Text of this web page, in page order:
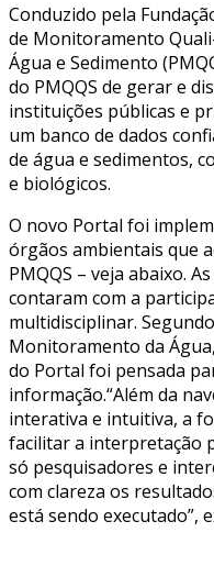
Conduzido pela
de Monitoramento
Água e Sedimento
do PMQQS de gerar e
instituições públicas e
um banco de dados
de água e sedimentos,
e biológicos.
O novo Portal foi
órgãos ambientais que
PMQQS – veja abaixo.
contaram com a
multidisciplinar.
Monitoramento da
do Portal foi pensada
informação.“Além da
interativa e intuitiva, a
facilitar a interpretação
só pesquisadores e
com clareza os
está sendo executado”,